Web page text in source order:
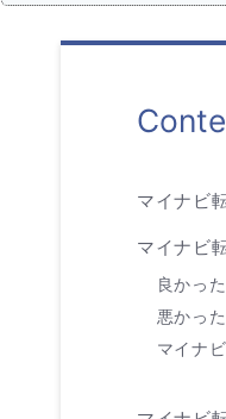
マイナビ
マイナビ
良かっ
悪かっ
マイナ